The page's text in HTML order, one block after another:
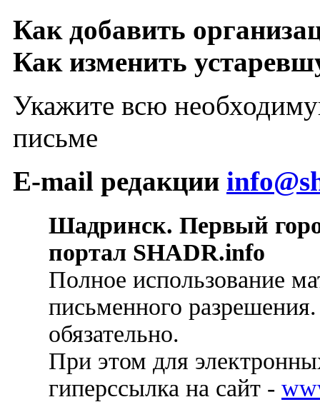
Как добавить
Как изменить
Укажите всю
письме
E-mail редакции
Шадринск. Первый
портал SHADR.info
Полное использование
письменного
обязательно.
При этом для
гиперссылка на сайт -